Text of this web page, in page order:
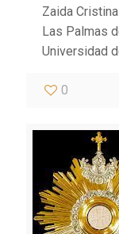
Zaida
Las Palmas
Universidad
0